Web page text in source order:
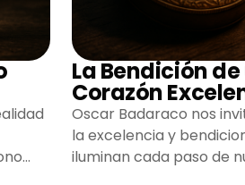
La Bendición
Corazón
Oscar Badaraco nos
la excelencia y
iluminan cada paso de